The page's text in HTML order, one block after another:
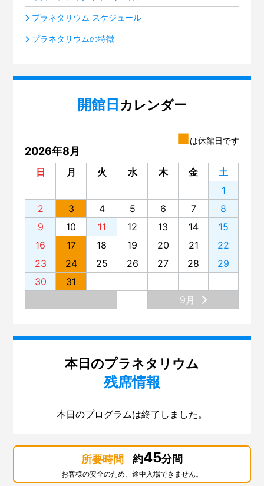
プラネタリウム スケジュール
プラネタリウムの特徴
開館日 カレンダー
■は休館日です
2026年8月
日 月 火 水 木 金
土
1
2
3 4 5 6 7
8
9
10 11 12 13 14
15
16
17 18 19 20 21
22
23
24 25 26 27 28
29
30
31
9月
本日のプラネタリウム
残席情報
本日のプログラムは終了しました。
所要時間 約45分間
お客様の安全のため、途中入場できません。